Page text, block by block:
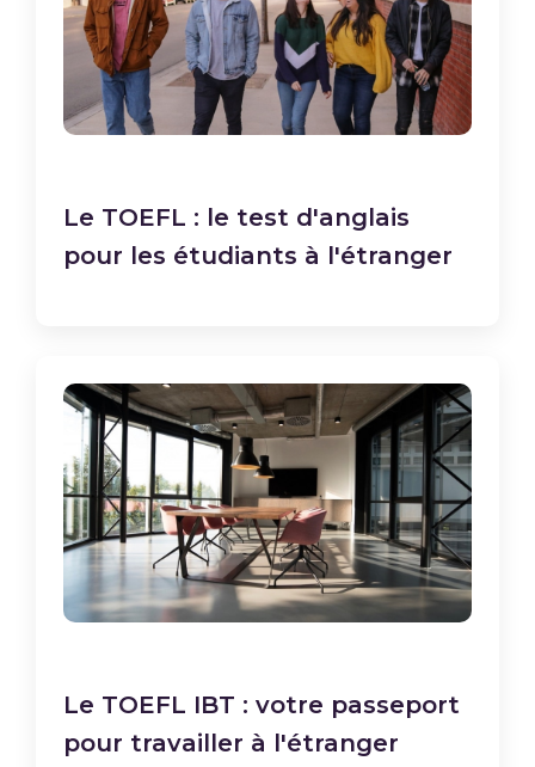
Le TOEFL : le test d'anglais
pour les étudiants à l'étranger
Le TOEFL IBT : votre passeport
pour travailler à l'étranger